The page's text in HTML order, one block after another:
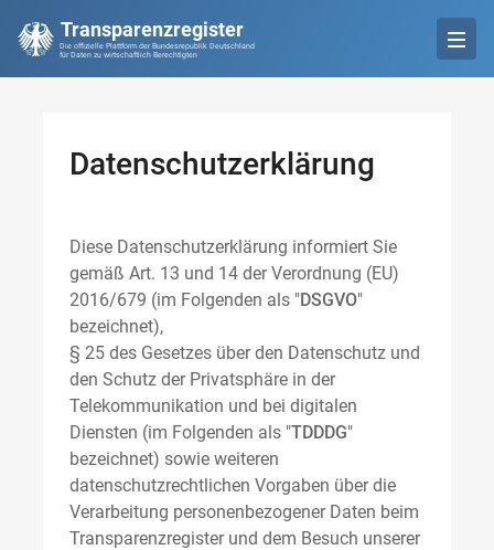
Transparenzregister
Die offizielle Plattform der Bundesrepublik Deutschland
für Daten zu wirtschaftlich Berechtigten
Datenschutzerklärung
Diese Datenschutzerklärung informiert Sie
gemäß Art. 13 und 14 der Verordnung (EU)
2016/679 (im Folgenden als "DSGVO"
bezeichnet),
§ 25 des Gesetzes über den Datenschutz und
den Schutz der Privatsphäre in der
Telekommunikation und bei digitalen
Diensten (im Folgenden als "TDDDG"
bezeichnet) sowie weiteren
datenschutzrechtlichen Vorgaben über die
Verarbeitung personenbezogener Daten beim
Transparenzregister und dem Besuch unserer